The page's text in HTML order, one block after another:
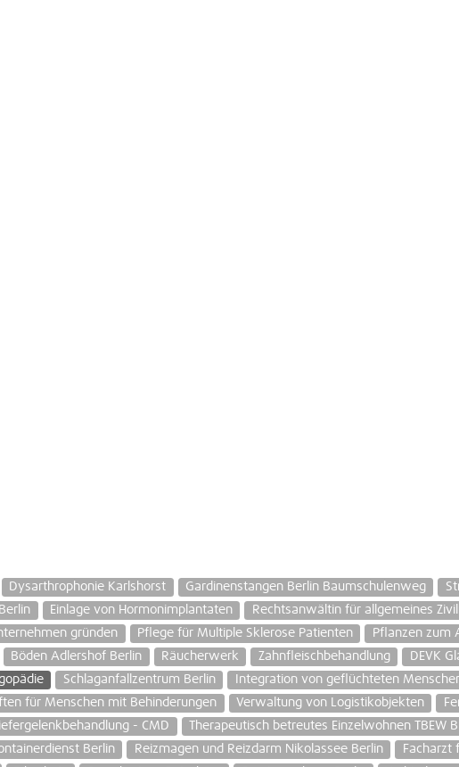
Dysarthrophonie Karlshorst Gardinenstangen Berlin Baumschulenweg
Einlage von Hormonimplantaten Rechtsanwältin für allgemeines
gründen Pflege für Multiple Sklerose Patienten
Pflanzen zum
Böden Adlershof Berlin Räucherwerk Zahnfleischbehandlung DEVK
Schlaganfallzentrum Berlin Integration von geflüchteten
für Menschen mit Behinderungen Verwaltung von Logistikobjekten
- CMD Therapeutisch betreutes Einzelwohnen TBEW
Berlin Reizmagen und Reizdarm Nikolassee Berlin Facharzt